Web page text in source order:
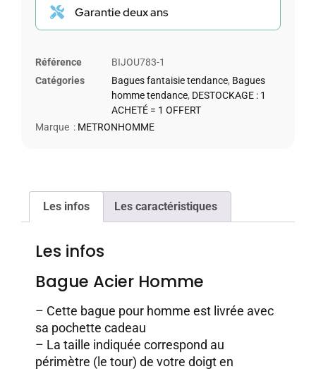
Garantie deux ans
Référence
BIJOU783-1
Catégories
Bagues fantaisie tendance, Bagues
homme tendance, DESTOCKAGE : 1
ACHETÉ = 1 OFFERT
Marque : METRONHOMME
Les infos Les caractéristiques
Les infos
Bague Acier Homme
– Cette bague pour homme est livrée avec
sa pochette cadeau
– La taille indiquée correspond au
périmètre (le tour) de votre doigt en